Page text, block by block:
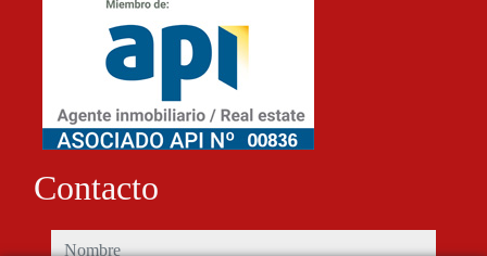
Contacto
nombre